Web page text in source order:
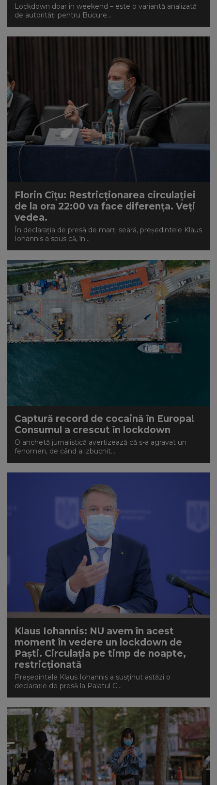
Lockdown doar în weekend – este o variantă analizată
de autorități pentru Bucure...
Florin Cîțu: Restricționarea circulației
de la ora 22:00 va face diferența. Veți
vedea.
În declarația de presă de marți seară, președintele Klaus
Iohannis a spus că, în...
Captură record de cocaină în Europa!
Consumul a crescut în lockdown
O anchetă jurnalistică avertizează că s-a agravat un
fenomen, de când a izbucnit...
Klaus Iohannis: NU avem în acest
moment în vedere un lockdown de
Paști. Circulația pe timp de noapte,
restricționată
Președintele Klaus Iohannis a susținut astăzi o
declarație de presă la Palatul C...